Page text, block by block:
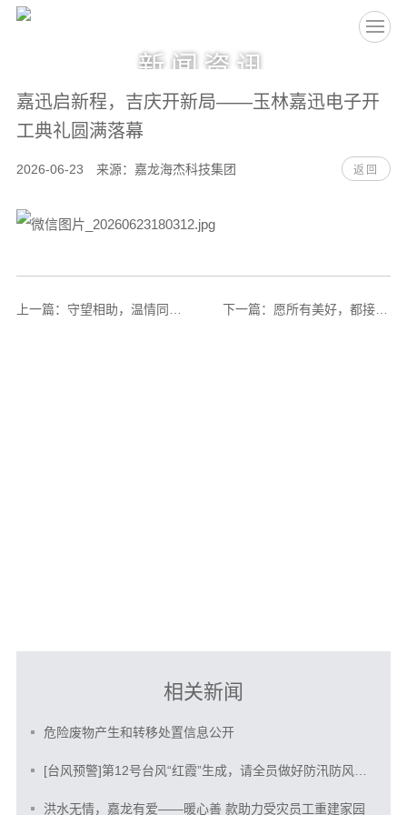
新闻资讯
嘉迅启新程，吉庆开新局——玉林嘉迅电子开
工典礼圆满落幕
2026-06-23 来源：嘉龙海杰科技集团 返回
上一篇： 守望相助，温情同行：爱心基金帮扶情况及运作方式公示 下一篇： 愿所有美好，都接“粽”而至
相关新闻
危险废物产生和转移处置信息公开
[台风预警]第12号台风“红霞”生成，请全员做好防汛防风防范
洪水无情，嘉龙有爱——暖心善 款助力受灾员工重建家园